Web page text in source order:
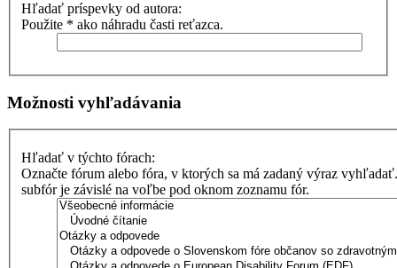
Hľadať príspevky od autora:
Použite * ako náhradu časti reťazca.
Možnosti vyhľadávania
Hľadať v týchto fórach:
Označte fórum alebo fóra, v ktorých sa má zadaný výraz
subfór je závislé na voľbe pod oknom zoznamu fór.